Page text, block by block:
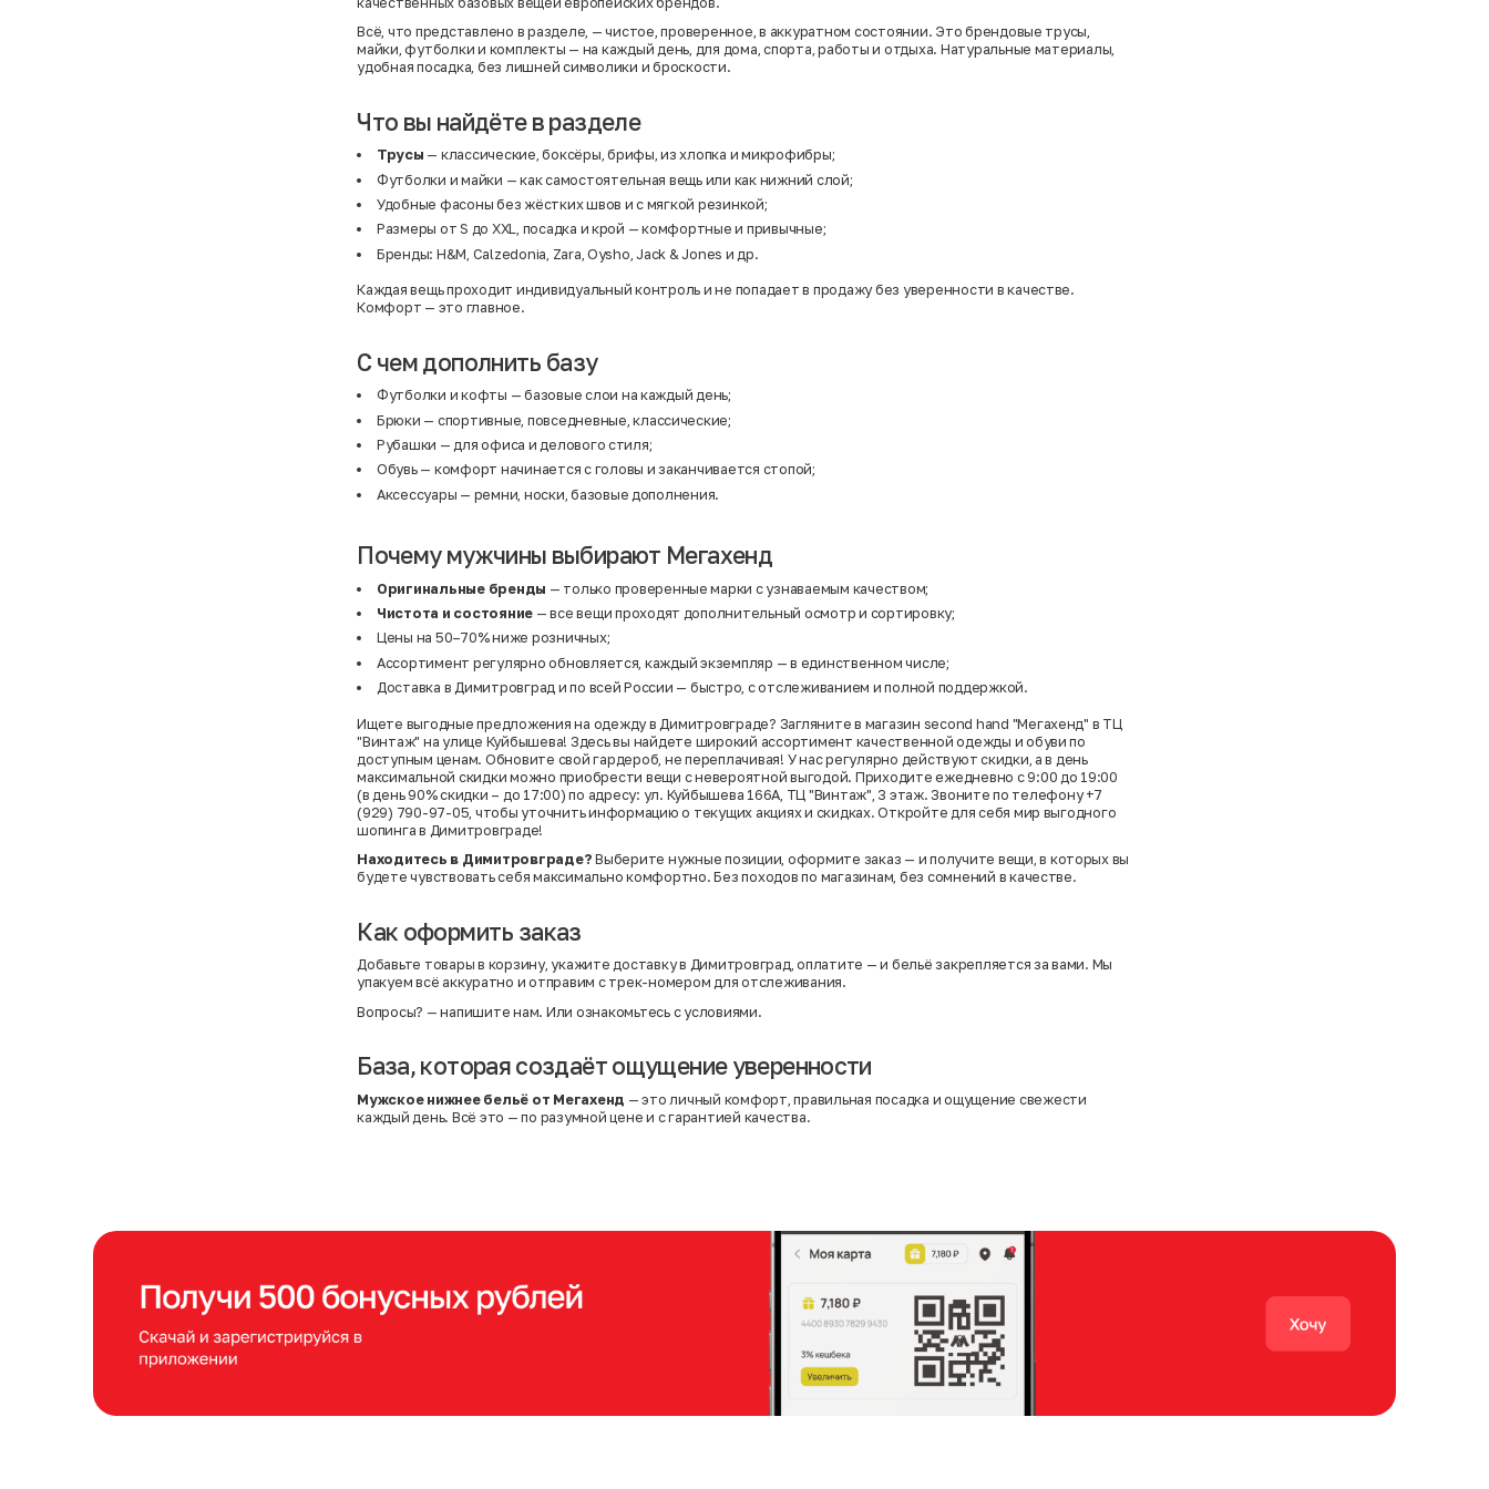
Всё, что представлено в разделе, — чистое, проверенное, в аккуратном состоянии. Это брендовые трусы,
майки, футболки и комплекты — на каждый день, для дома, спорта, работы и отдыха. Натуральные материалы,
удобная посадка, без лишней символики и броскости.
Что вы найдёте в разделе
Трусы — классические, боксёры, брифы, из хлопка и микрофибры;
Футболки и майки — как самостоятельная вещь или как нижний слой;
Удобные фасоны без жёстких швов и с мягкой резинкой;
Размеры от S до XXL, посадка и крой — комфортные и привычные;
Бренды: H&M, Calzedonia, Zara, Oysho, Jack & Jones и др.
Каждая вещь проходит индивидуальный контроль и не попадает в продажу без уверенности в качестве.
Комфорт — это главное.
С чем дополнить базу
Футболки и кофты — базовые слои на каждый день;
Брюки — спортивные, повседневные, классические;
Рубашки — для офиса и делового стиля;
Обувь— комфорт начинается с головы и заканчивается стопой;
Аксессуары — ремни, носки, базовые дополнения.
Почему мужчины выбирают Мегахенд
Оригинальные бренды — только проверенные марки с узнаваемым качеством;
Чистота и состояние — все вещи проходят дополнительный осмотр и сортировку;
Цены на 50–70% ниже розничных;
Ассортимент регулярно обновляется, каждый экземпляр — в единственном числе;
Доставка в Димитровград и по всей России — быстро, с отслеживанием и полной поддержкой.
Ищете выгодные предложения на одежду в Димитровграде? Загляните в магазин second hand "Мегахенд" в ТЦ
"Винтаж" на улице Куйбышева! Здесь вы найдете широкий ассортимент качественной одежды и обуви по
доступным ценам. Обновите свой гардероб, не переплачивая! У нас регулярно действуют скидки, а в день
максимальной скидки можно приобрести вещи с невероятной выгодой. Приходите ежедневно с 9:00 до 19:00
(в день 90% скидки – до 17:00) по адресу: ул. Куйбышева 166А, ТЦ "Винтаж", 3 этаж. Звоните по телефону +7
(929) 790-97-05, чтобы уточнить информацию о текущих акциях и скидках. Откройте для себя мир выгодного
шопинга в Димитровграде!
Находитесь в Димитровграде? Выберите нужные позиции, оформите заказ — и получите вещи, в которых вы
будете чувствовать себя максимально комфортно. Без походов по магазинам, без сомнений в качестве.
Как оформить заказ
Добавьте товары в корзину, укажите доставку в Димитровград, оплатите — и бельё закрепляется за вами. Мы
упакуем всё аккуратно и отправим с трек-номером для отслеживания.
Вопросы? — напишите нам. Или ознакомьтесь с условиями.
База, которая создаёт ощущение уверенности
Мужское нижнее бельё от Мегахенд — это личный комфорт, правильная посадка и ощущение свежести
каждый день. Всё это — по разумной цене и с гарантией качества.